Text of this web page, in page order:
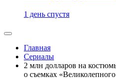
1 день спустя
Главная
Сериалы
2 млн долларов на
о съемках «Великолепного